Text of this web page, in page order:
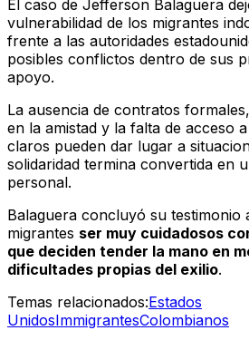
El caso de Jefferson Balaguera
vulnerabilidad de los migrantes
frente a las autoridades
posibles conflictos dentro de sus
apoyo.
La ausencia de contratos
en la amistad y la falta de acceso
claros pueden dar lugar a
solidaridad termina convertida en
personal.
Balaguera concluyó su testimonio
migrantes ser muy cuidadosos
que deciden tender la mano en
dificultades propias del exilio.
Temas relacionados:Estados
UnidosImmigrantesColombianos